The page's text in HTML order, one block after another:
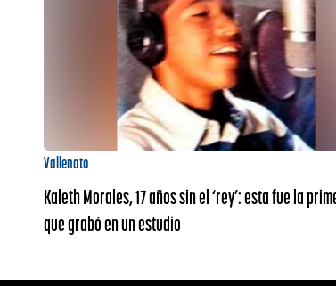
Vallenato
Kaleth Morales, 17 años sin el ‘rey’: esta fue la
que grabó en un estudio